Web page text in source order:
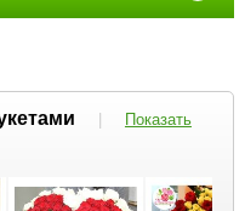
|
Показать